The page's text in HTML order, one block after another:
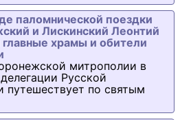
паломнической поездки
и Лискинский Леонтий
храмы и обители
митрополии в
Русской
путешествует по святым